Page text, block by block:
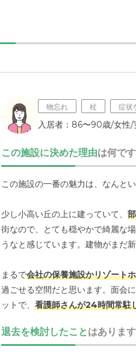
何かあれば、必ず早く意思確認を
外観・内装・居室・設備について
介護医療サービスについて
精神科で認知症看護を専門にして
近隣環境や交通アクセスについて
自宅から車で45分かかるので、そ
料金費用について
適切なサービスを確保するために
物忘れ 杖 症状
入居者：86〜90歳/女性/
この施設に決めた理由は何で
この施設の一番の魅力は、なんと
少し小高い丘の上に建っていて、
街なので、とても穏やかで綺麗な
うなと感じています。建物がまだ
まるで会社の保養施設かリゾート
過ごせる空間だと思います。面会
ットで、 看護師さんが24時間常駐
それに加えて、月に2回ほど、内科
退去を検討したことはありま